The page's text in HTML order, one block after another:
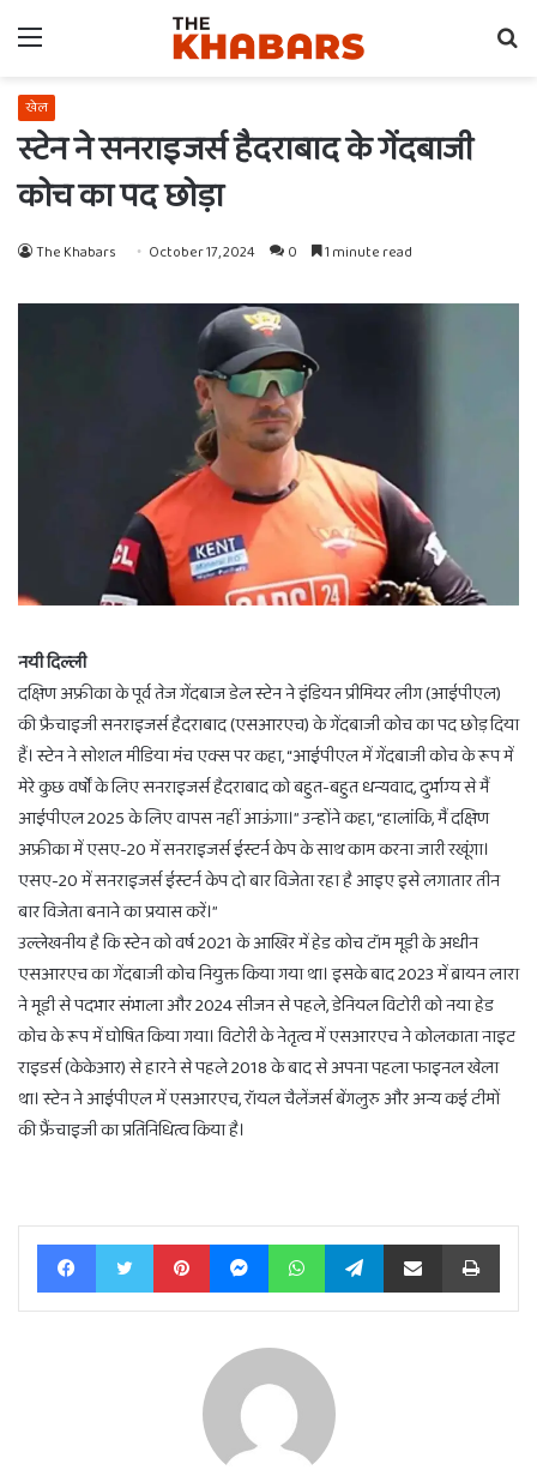
Menu
खेल
स्टेन ने सनराइजर्स हैदराबाद के गेंदबाजी
कोच का पद छोड़ा
The Khabars October 17, 2024 0 1 minute read
नयी दिल्ली
दक्षिण अफ्रीका के पूर्व तेज गेंदबाज डेल स्टेन ने इंडियन प्रीमियर लीग (आईपीएल)
की फ्रैचाइजी सनराइजर्स हैदराबाद (एसआरएच) के गेंदबाजी कोच का पद छोड़ दिया
हैं। स्टेन ने सोशल मीडिया मंच एक्स पर कहा, “आईपीएल में गेंदबाजी कोच के रूप में
मेरे कुछ वर्षों के लिए सनराइजर्स हैदराबाद को बहुत-बहुत धन्यवाद, दुर्भाग्य से मैं
आईपीएल 2025 के लिए वापस नहीं आऊंगा।” उन्होंने कहा, “हालांकि, मैं दक्षिण
अफ्रीका में एसए-20 में सनराइजर्स ईस्टर्न केप के साथ काम करना जारी रखूंगा।
एसए-20 में सनराइजर्स ईस्टर्न केप दो बार विजेता रहा है आइए इसे लगातार तीन
बार विजेता बनाने का प्रयास करें।”
उल्लेखनीय है कि स्टेन को वर्ष 2021 के आखिर में हेड कोच टॉम मूडी के अधीन
एसआरएच का गेंदबाजी कोच नियुक्त किया गया था। इसके बाद 2023 में ब्रायन लारा
ने मूडी से पदभार संभाला और 2024 सीजन से पहले, डेनियल विटोरी को नया हेड
कोच के रूप में घोषित किया गया। विटोरी के नेतृत्व में एसआरएच ने कोलकाता नाइट
राइडर्स (केकेआर) से हारने से पहले 2018 के बाद से अपना पहला फाइनल खेला
था। स्टेन ने आईपीएल में एसआरएच, रॉयल चैलेंजर्स बेंगलुरु और अन्य कई टीमों
की फ्रैंचाइजी का प्रतिनिधित्व किया है।
FacebookTwitter PinterestMessengerWhatsAppTelegramShare via Email Print